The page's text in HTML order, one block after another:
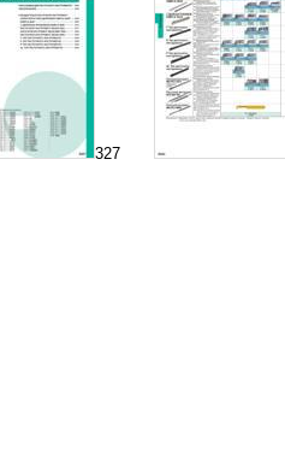
327